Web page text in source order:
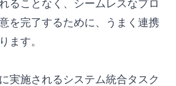
ることなく、シームレスなプロ
を完了するために、うまく連携
ます。
実施されるシステム統合タスク